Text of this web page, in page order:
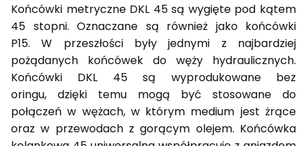
Końcówki metryczne DKL 45 są wygięte pod kątem
45 stopni. Oznaczane są również jako końcówki
P15. W przeszłości były jednymi z najbardziej
pożądanych końcówek do węży hydraulicznych.
Końcówki DKL 45 są wyprodukowane bez
oringu, dzięki temu mogą być stosowane do
połączeń w wężach, w którym medium jest żrące
oraz w przewodach z gorącym olejem. Końcówka